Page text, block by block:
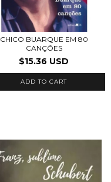
CHICO BUARQUE EM 80
CANÇÕES
$15.36 USD